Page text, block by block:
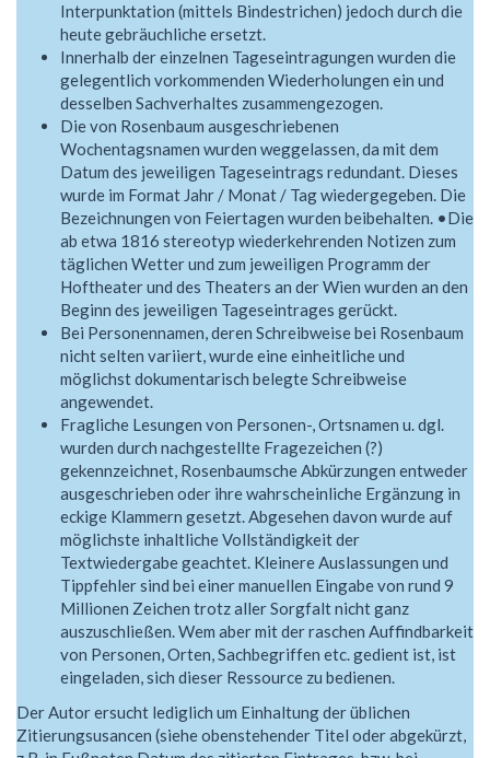
Interpunktation (mittels Bindestrichen) jedoch durch die
heute gebräuchliche ersetzt.
Innerhalb der einzelnen Tageseintragungen wurden die
gelegentlich vorkommenden Wiederholungen ein und
desselben Sachverhaltes zusammengezogen.
Die von Rosenbaum ausgeschriebenen
Wochentagsnamen wurden weggelassen, da mit dem
Datum des jeweiligen Tageseintrags redundant. Dieses
wurde im Format Jahr / Monat / Tag wiedergegeben. Die
Bezeichnungen von Feiertagen wurden beibehalten. •Die
ab etwa 1816 stereotyp wiederkehrenden Notizen zum
täglichen Wetter und zum jeweiligen Programm der
Hoftheater und des Theaters an der Wien wurden an den
Beginn des jeweiligen Tageseintrages gerückt.
Bei Personennamen, deren Schreibweise bei Rosenbaum
nicht selten variiert, wurde eine einheitliche und
möglichst dokumentarisch belegte Schreibweise
angewendet.
Fragliche Lesungen von Personen-, Ortsnamen u. dgl.
wurden durch nachgestellte Fragezeichen (?)
gekennzeichnet, Rosenbaumsche Abkürzungen entweder
ausgeschrieben oder ihre wahrscheinliche Ergänzung in
eckige Klammern gesetzt. Abgesehen davon wurde auf
möglichste inhaltliche Vollständigkeit der
Textwiedergabe geachtet. Kleinere Auslassungen und
Tippfehler sind bei einer manuellen Eingabe von rund 9
Millionen Zeichen trotz aller Sorgfalt nicht ganz
auszuschließen. Wem aber mit der raschen Auffindbarkeit
von Personen, Orten, Sachbegriffen etc. gedient ist, ist
eingeladen, sich dieser Ressource zu bedienen.
Der Autor ersucht lediglich um Einhaltung der üblichen
Zitierungsusancen (siehe obenstehender Titel oder abgekürzt,